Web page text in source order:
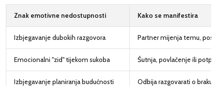
Znak emotivne nedostupnosti Kako se manifestira
Izbjegavanje dubokih razgovora Partner mijenja temu,
Emocionalni "zid" tijekom sukoba Šutnja, povlačenje ili
Izbjegavanje planiranja budućnosti Odbija razgovarati o